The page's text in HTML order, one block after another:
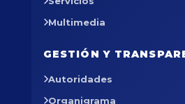
Multimedia
GESTIÓN Y
Autoridades
Organigrama